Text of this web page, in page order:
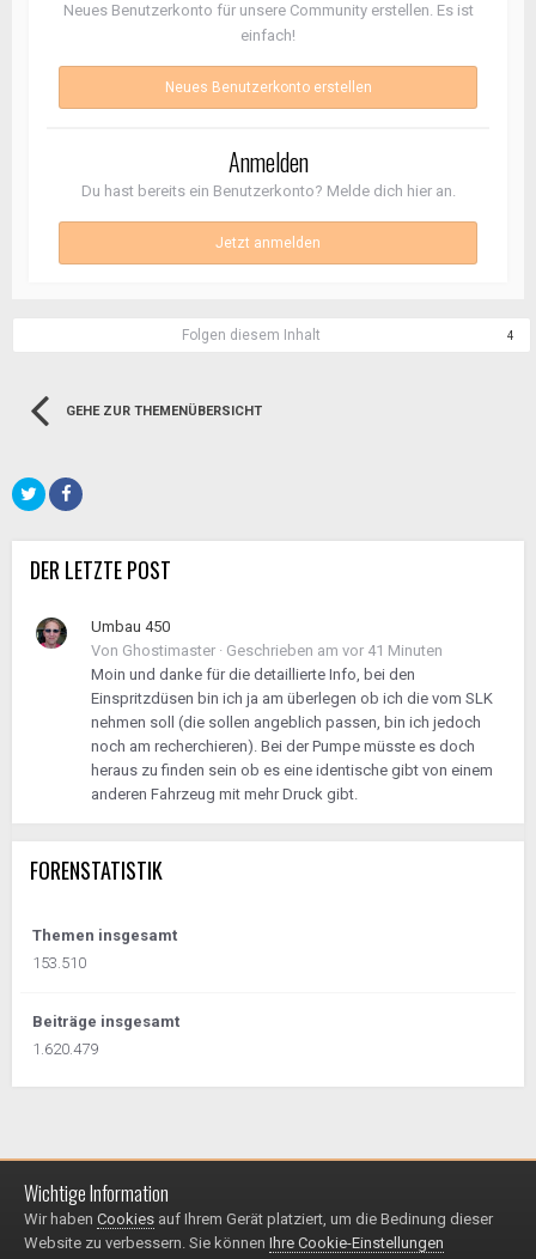
Neues Benutzerkonto für unsere Community erstellen. Es ist
einfach!
Neues Benutzerkonto erstellen
Anmelden
Du hast bereits ein Benutzerkonto? Melde dich hier an.
Jetzt anmelden
Folgen diesem Inhalt 4
GEHE ZUR THEMENÜBERSICHT
DER LETZTE POST
Umbau 450
Von Ghostimaster · Geschrieben am vor 41 Minuten
Moin und danke für die detaillierte Info, bei den
Einspritzdüsen bin ich ja am überlegen ob ich die vom SLK
nehmen soll (die sollen angeblich passen, bin ich jedoch
noch am recherchieren). Bei der Pumpe müsste es doch
heraus zu finden sein ob es eine identische gibt von einem
anderen Fahrzeug mit mehr Druck gibt.
FORENSTATISTIK
Themen insgesamt
153.510
Beiträge insgesamt
1.620.479
Impressum / Datenschutzerklärung
© 1999 - 2025
Powered by Invision Community
Wichtige Information
Wir haben Cookies auf Ihrem Gerät platziert, um die Bedinung dieser
Website zu verbessern. Sie können Ihre Cookie-Einstellungen